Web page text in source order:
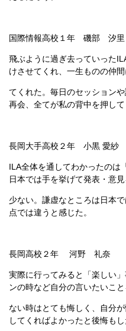
国際情報高校１年 磯部 汐里
飛ぶように過ぎ去っていった
けさせてくれ、一生ものの仲
てくれた。毎日のセッション
再会、全てが私の背中を押して
長岡大手高校２年 小黒 愛紗
ILA全体を通してわかったのは
日本では手を挙げて発表・意
少ない。謙虚なところは日本
点では違うと感じた。
長岡高校２年 河野 礼奈
実際に行ってみると「楽しい
ンの時など自分の言いたいこ
ない時はとても悔しく、自分
してくればよかったと後悔も